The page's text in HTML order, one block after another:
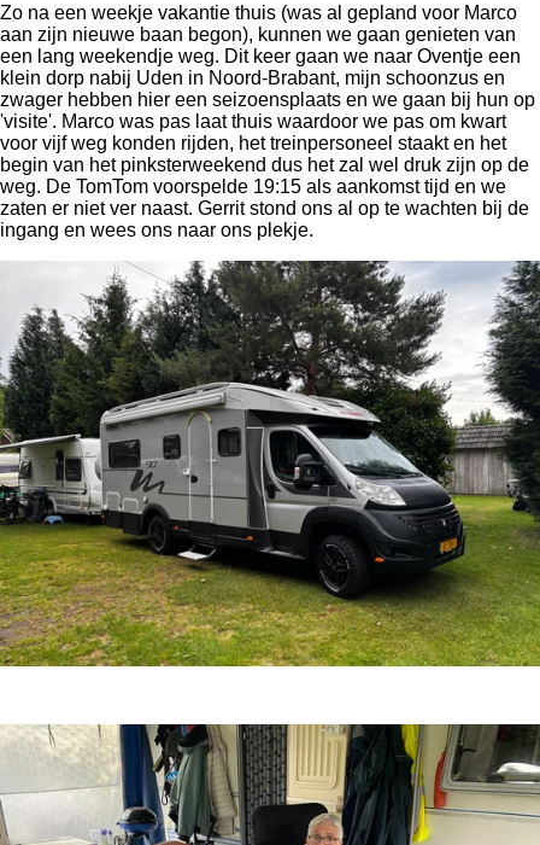
Zo na een weekje vakantie thuis (was al gepland voor Marco
aan zijn nieuwe baan begon), kunnen we gaan genieten van
een lang weekendje weg. Dit keer gaan we naar Oventje een
klein dorp nabij Uden in Noord-Brabant, mijn schoonzus en
zwager hebben hier een seizoensplaats en we gaan bij hun op
'visite'. Marco was pas laat thuis waardoor we pas om kwart
voor vijf weg konden rijden, het treinpersoneel staakt en het
begin van het pinksterweekend dus het zal wel druk zijn op de
weg. De TomTom voorspelde 19:15 als aankomst tijd en we
zaten er niet ver naast. Gerrit stond ons al op te wachten bij de
ingang en wees ons naar ons plekje.